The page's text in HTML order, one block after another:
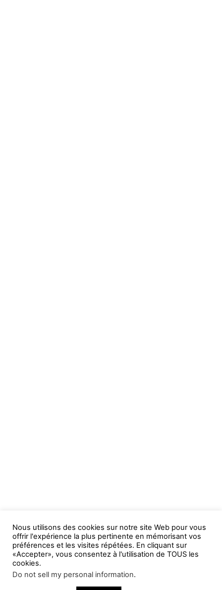
Nous utilisons des cookies sur notre site Web pour vous
offrir l'expérience la plus pertinente en mémorisant vos
préférences et les visites répétées. En cliquant sur
«Accepter», vous consentez à l'utilisation de TOUS les
cookies.
Do not sell my personal information.